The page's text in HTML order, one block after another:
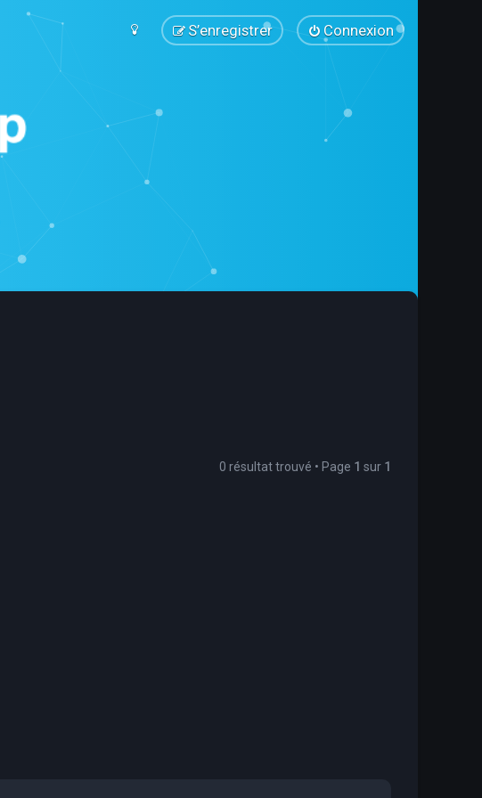
Connexion
S’enregistrer
0 résultat trouvé • Page 1 sur 1